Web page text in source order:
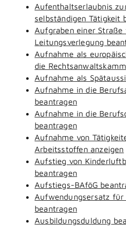
Aufenthaltserlaubnis
selbständigen Tätigkeit
Aufgraben einer Straße
Leitungsverlegung
Aufnahme als
die
Aufnahme als
Aufnahme in die
beantragen
Aufnahme in die
beantragen
Aufnahme von
Arbeitsstoffen anzeigen
Aufstieg von
beantragen
Aufstiegs-BAföG
Aufwendungsersatz für
beantragen
Ausbildungsduldung